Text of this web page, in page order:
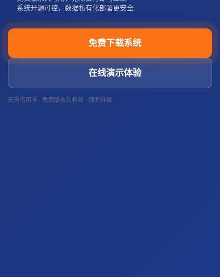
系统开源可控，数据私有化部署更安全
免费下载系统
在线演示体验
无需信用卡 · 免费版永久有效 · 随时升级